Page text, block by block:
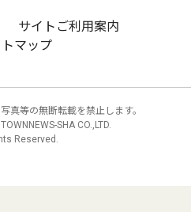
サイトご利用案内
マップ
真等の無断転載を禁止します。
SHA CO.,LTD.
Reserved.